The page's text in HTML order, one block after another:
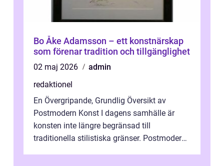
Bo Åke Adamsson – ett konstnärskap
som förenar tradition och tillgänglighet
02 maj 2026
admin
redaktionel
En Övergripande, Grundlig Översikt av
Postmodern Konst I dagens samhälle är
konsten inte längre begränsad till
traditionella stilistiska gränser. Postmodern